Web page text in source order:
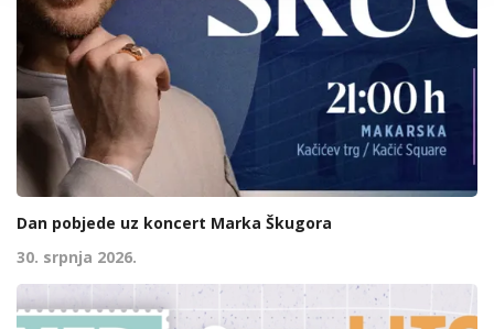
Dan pobjede uz koncert Marka Škugora
30. srpnja 2026.